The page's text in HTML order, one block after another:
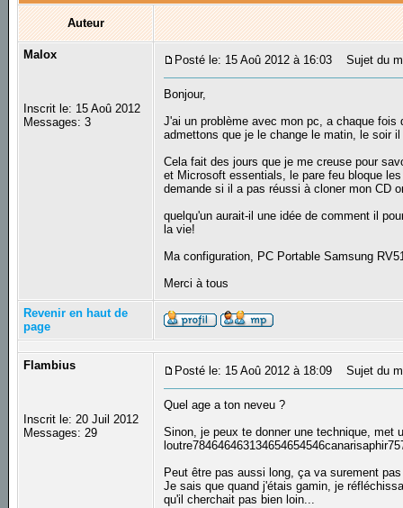
Auteur
Malox
Inscrit le: 15 Aoû 2012
Messages: 3
Posté le: 15 Aoû 2012 à 16:03 Sujet du
Bonjour,
J'ai un problème avec mon pc, a chaque
admettons que je le change le matin, le soir
Cela fait des jours que je me creuse pour
et Microsoft essentials, le pare feu bloque
demande si il a pas réussi à cloner mon CD
quelqu'un aurait-il une idée de comment il
la vie!
Ma configuration, PC Portable Samsung
Merci à tous
Revenir en haut de
page
Flambius
Inscrit le: 20 Juil 2012
Messages: 29
Posté le: 15 Aoû 2012 à 18:09 Sujet du
Quel age a ton neveu ?
Sinon, je peux te donner une technique, met
Peut être pas aussi long, ça va surement
Je sais que quand j'étais gamin, je
qu'il cherchait pas bien loin...